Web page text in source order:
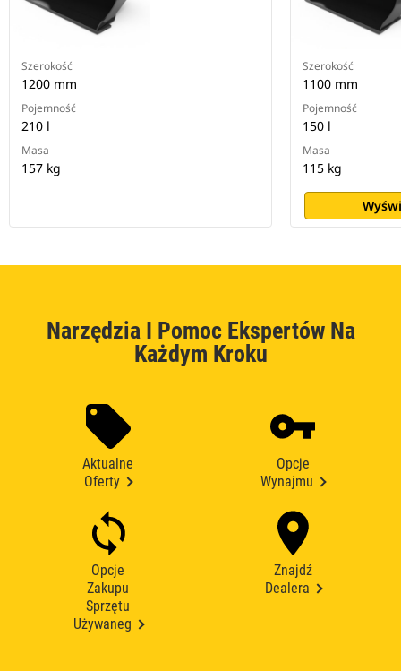
Szerokość
1200 mm
Pojemność
210 l
Masa
157 kg
Szerokość
1100 mm
Pojemność
150 l
Masa
115 kg
Narzędzia I Pomoc Ekspertów Na
Każdym Kroku
Aktualne
Oferty
Opcje
Wynajmu
Opcje
Zakupu
Sprzętu
Używaneg
Znajdź
Dealera